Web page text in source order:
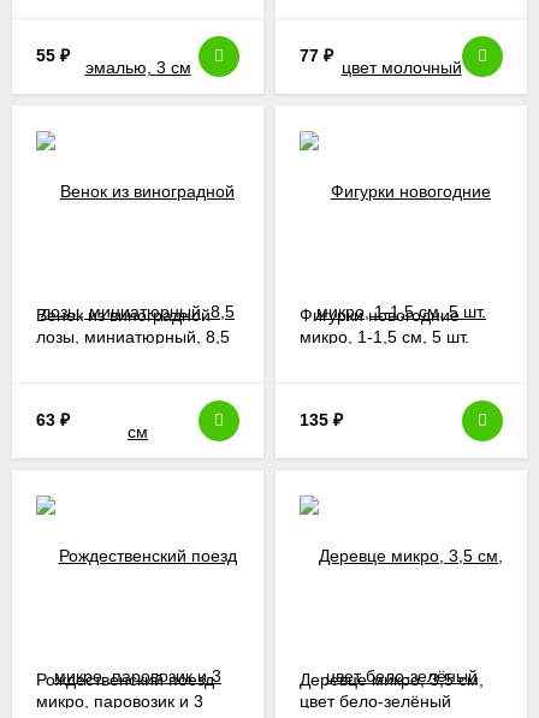
55 ₽ 77 ₽
Венок из виноградной
лозы, миниатюрный, 8,5
63 ₽
Фигурки новогодние
микро, 1-1,5 см, 5 шт.
135 ₽
Рождественский поезд
микро, паровозик и 3
Деревце микро, 3,5 см,
цвет бело-зелёный